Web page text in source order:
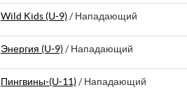
Wild Kids (U-9) / Нападающий
Энергия (U-9) / Нападающий
Пингвины-(U-11) / Нападающий